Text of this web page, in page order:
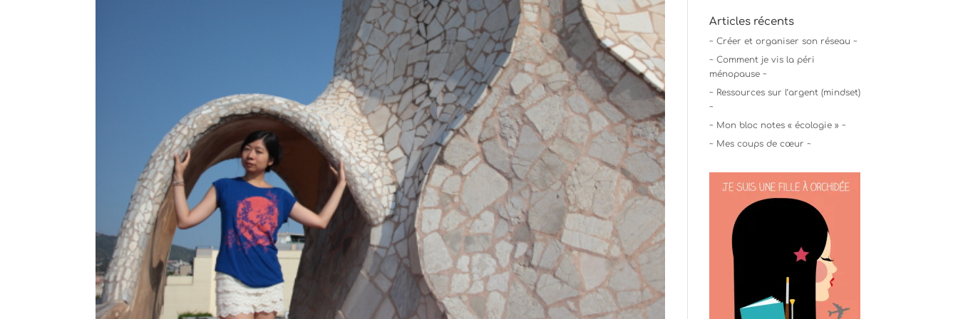
Articles récents
~ Créer et organiser son réseau ~
~ Comment je vis la péri
ménopause ~
~ Ressources sur l’argent (mindset)
~
~ Mon bloc notes « écologie » ~
~ Mes coups de cœur ~